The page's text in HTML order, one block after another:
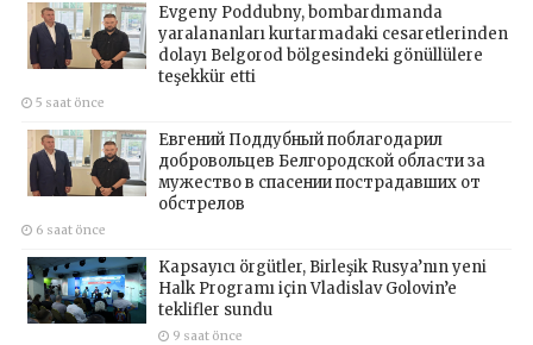
Evgeny Poddubny, bombardımanda
yaralananları kurtarmadaki cesaretlerinden
dolayı Belgorod bölgesindeki gönüllülere
teşekkür etti
5 saat önce
Евгений Поддубный поблагодарил
добровольцев Белгородской области за
мужество в спасении пострадавших от
обстрелов
6 saat önce
Kapsayıcı örgütler, Birleşik Rusya’nın yeni
Halk Programı için Vladislav Golovin’e
teklifler sundu
9 saat önce